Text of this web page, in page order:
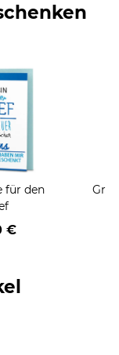
für den
€